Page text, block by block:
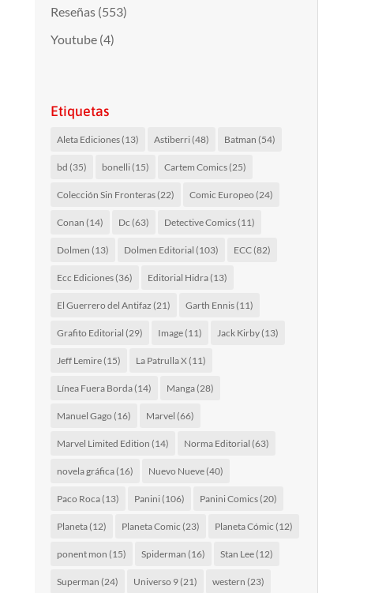
Reseñas(553)
Youtube(4)
Etiquetas
Aleta Ediciones(13) Astiberri(48) Batman (54)
bd (35) bonelli(15) Cartem Comics(25)
Colección Sin Fronteras(22) Comic Europeo (24)
Conan (14) Dc (63) Detective Comics(11)
Dolmen (13) Dolmen Editorial (103) ECC(82)
Ecc Ediciones(36) Editorial Hidra(13)
El Guerrero del Antifaz (21) Garth Ennis(11)
Grafito Editorial (29) Image(11) Jack Kirby(13)
Jeff Lemire(15) La Patrulla X(11)
Línea Fuera Borda(14) Manga(28)
Manuel Gago (16) Marvel (66)
Marvel Limited Edition (14) Norma Editorial (63)
novela gráfica(16) Nuevo Nueve(40)
Paco Roca(13) Panini(106) Panini Comics(20)
Planeta(12) Planeta Comic (23) Planeta Cómic (12)
ponent mon (15) Spiderman (16) Stan Lee(12)
Superman (24) Universo 9(21) western (23)